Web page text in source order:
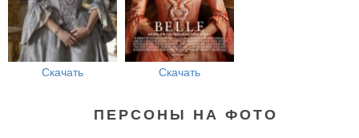
Скачать Скачать
ПЕРСОНЫ НА ФОТО